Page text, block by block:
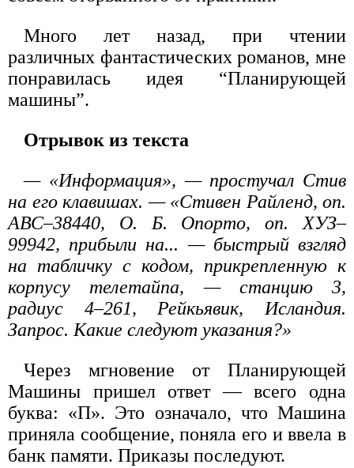
Много лет назад, при чтении
различных фантастических романов, мне
понравилась идея “Планирующей
машины”.
Отрывок из текста
— «Информация», — простучал Стив
на его клавишах. — «Стивен Райленд, оп.
АВС–38440, О. Б. Опорто, оп. ХУЗ–
99942, прибыли на... — быстрый взгляд
на табличку с кодом, прикрепленную к
корпусу телетайпа, — станцию 3,
радиус 4–261, Рейкьявик, Исландия.
Запрос. Какие следуют указания?»
Через мгновение от Планирующей
Машины пришел ответ — всего одна
буква: «П». Это означало, что Машина
приняла сообщение, поняла его и ввела в
банк памяти. Приказы последуют.